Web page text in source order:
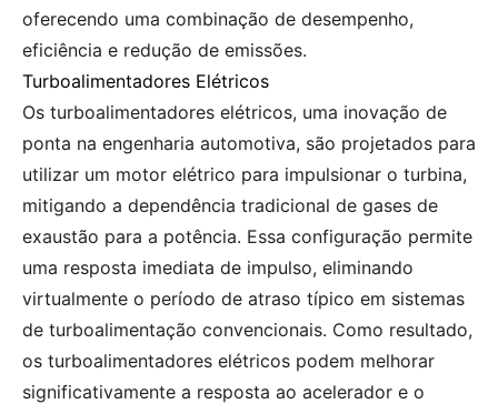
oferecendo uma combinação de desempenho,
eficiência e redução de emissões.
Turboalimentadores Elétricos
Os turboalimentadores elétricos, uma inovação de
ponta na engenharia automotiva, são projetados para
utilizar um motor elétrico para impulsionar o turbina,
mitigando a dependência tradicional de gases de
exaustão para a potência. Essa configuração permite
uma resposta imediata de impulso, eliminando
virtualmente o período de atraso típico em sistemas
de turboalimentação convencionais. Como resultado,
os turboalimentadores elétricos podem melhorar
significativamente a resposta ao acelerador e o